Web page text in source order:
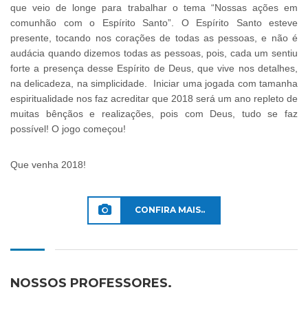
que veio de longe para trabalhar o tema “Nossas ações em
comunhão com o Espírito Santo”. O Espírito Santo esteve
presente, tocando nos corações de todas as pessoas, e não é
audácia quando dizemos todas as pessoas, pois, cada um sentiu
forte a presença desse Espírito de Deus, que vive nos detalhes,
na delicadeza, na simplicidade. Iniciar uma jogada com tamanha
espiritualidade nos faz acreditar que 2018 será um ano repleto de
muitas bênçãos e realizações, pois com Deus, tudo se faz
possível! O jogo começou!
Que venha 2018!
CONFIRA MAIS..
NOSSOS PROFESSORES.